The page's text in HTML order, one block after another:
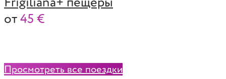
от45 €
Просмотреть все поездки